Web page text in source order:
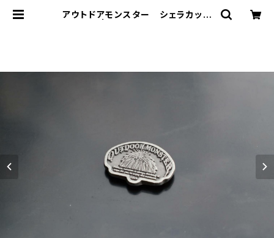
アウトドアモンスター シェラカップ